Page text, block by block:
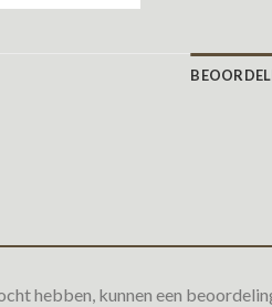
hebben, kunnen een